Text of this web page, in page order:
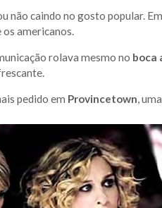
não caindo no gosto popular.
americanos.
rolava mesmo no boca
pedido em Provincetown,